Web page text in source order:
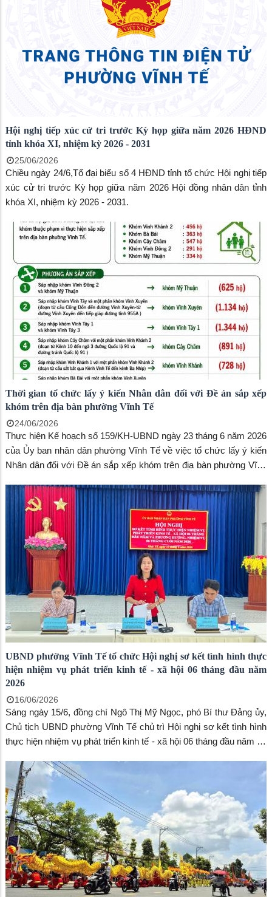
Hội nghị tiếp xúc cử tri trước Kỳ họp giữa năm 2026 HĐND
tỉnh khóa XI, nhiệm kỳ 2026 - 2031
25/06/2026
Chiều ngày 24/6,Tổ đại biểu số 4 HĐND tỉnh tổ chức Hội nghị tiếp
xúc cử tri trước Kỳ họp giữa năm 2026 Hội đồng nhân dân tỉnh
khóa XI, nhiệm kỳ 2026 - 2031.
Thời gian tổ chức lấy ý kiến Nhân dân đối với Đề án sắp xếp
khóm trên địa bàn phường Vĩnh Tế
24/06/2026
Thực hiện Kế hoạch số 159/KH-UBND ngày 23 tháng 6 năm 2026
của Ủy ban nhân dân phường Vĩnh Tế về việc tổ chức lấy ý kiến
Nhân dân đối với Đề án sắp xếp khóm trên địa bàn phường Vĩnh
UBND phường Vĩnh Tế tổ chức Hội nghị sơ kết tình hình thực
hiện nhiệm vụ phát triển kinh tế - xã hội 06 tháng đầu năm
2026
16/06/2026
Sáng ngày 15/6, đồng chí Ngô Thị Mỹ Ngọc, phó Bí thư Đảng ủy,
Chủ tịch UBND phường Vĩnh Tế chủ trì Hội nghị sơ kết tình hình
thực hiện nhiệm vụ phát triển kinh tế - xã hội 06 tháng đầu năm và